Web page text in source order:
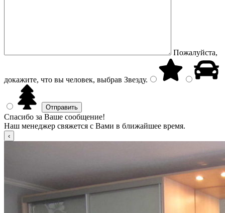
Пожалуйста,
докажите, что вы человек, выбрав Звезду.
Спасибо за Ваше сообщение!
Наш менеджер свяжется с Вами в ближайшее время.